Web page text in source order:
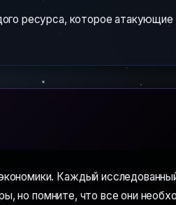
ресурса, которое атакующие
Каждый
но помните, что все они